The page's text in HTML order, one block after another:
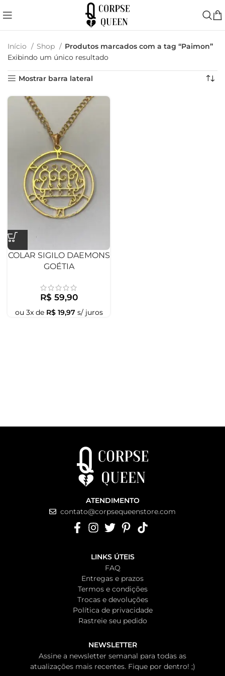
Início Shop
Produtos marcados com a tag “Paimon”
Exibindo um único resultado
Mostrar barra lateral
COLAR SIGILO DAEMONS
GOÉTIA
R$ 59,90
ou 3x de R$19,97 s/ juros
ATENDIMENTO
contato@corpsequeenstore.com
LINKS ÚTEIS
FAQ
Entregas e prazos
Termos e condições
Trocas e devoluções
Política de privacidade
Rastreie seu pedido
NEWSLETTER
Assine a newsletter semanal para todas as
atualizações mais recentes. Fique por dentro! ;)